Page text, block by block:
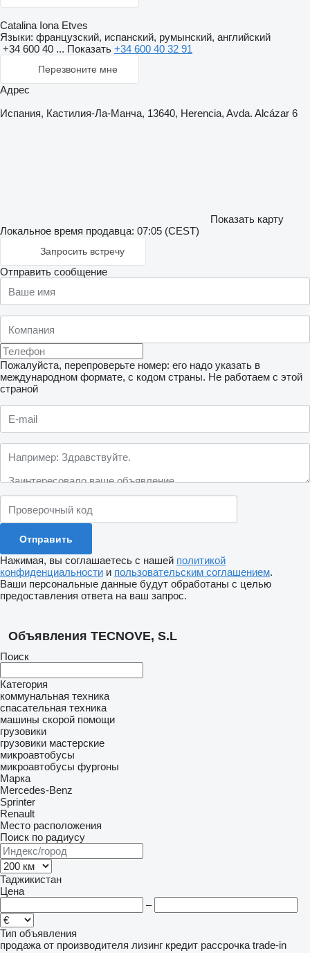
Catalina Iona Etves
Языки: французский, испанский, румынский, английский
+34 600 40 ... Показать +34 600 40 32 91
Перезвоните мне
Адрес
Испания, Кастилия-Ла-Манча, 13640, Herencia, Avda. Alcázar 6
Показать карту
Локальное время продавца: 07:05 (CEST)
Запросить встречу
Отправить сообщение
Пожалуйста, перепроверьте номер: его надо указать в
международном формате, с кодом страны. Не работаем с этой
страной
Нажимая, вы соглашаетесь с нашей политикой
конфиденциальности и пользовательским соглашением.
Ваши персональные данные будут обработаны с целью
предоставления ответа на ваш запрос.
Объявления TECNOVE, S.L
Поиск
Категория
коммунальная техника
спасательная техника
машины скорой помощи
грузовики
грузовики мастерские
микроавтобусы
микроавтобусы фургоны
Марка
Mercedes-Benz
Sprinter
Renault
Место расположения
Поиск по радиусу
Таджикистан
Цена
–
Тип объявления
продажа от производителя лизинг кредит рассрочка trade-in